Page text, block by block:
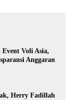
Event Voli Asia,
Anggaran
Herry Fadillah